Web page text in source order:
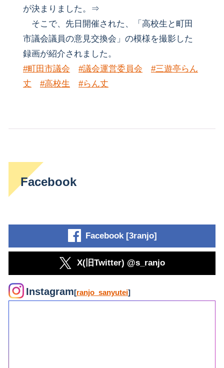
が決まりました。⇒
そこで、先日開催された、「高校生と町田
市議会議員の意見交換会」の模様を撮影した
録画が紹介されました。
#町田市議会
#議会運営委員会
#三遊亭らん
丈
#高校生 #らん丈
Facebook
Facebook [3ranjo]
X(旧Twitter) @s_ranjo
Instagram[ranjo_sanyutei]